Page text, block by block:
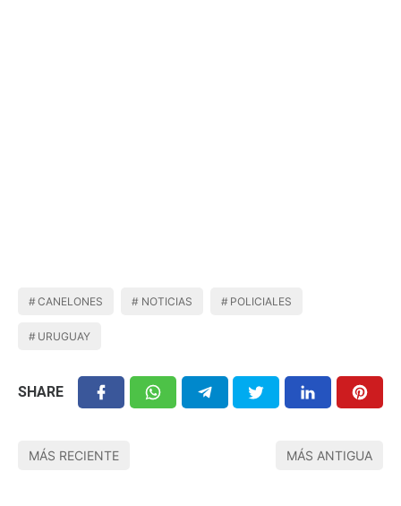
CANELONES NOTICIAS POLICIALES
URUGUAY
SHARE
MÁS RECIENTE MÁS ANTIGUA